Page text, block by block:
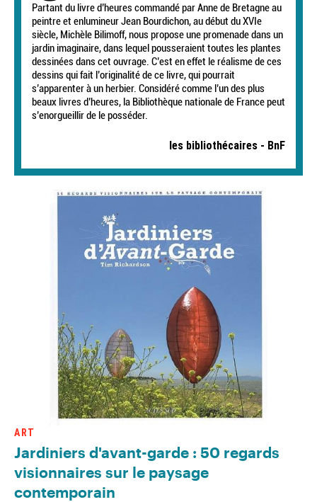
Partant du livre d’heures commandé par Anne de Bretagne au
peintre et enlumineur Jean Bourdichon, au début du XVIe
siècle, Michèle Bilimoff, nous propose une promenade dans un
jardin imaginaire, dans lequel pousseraient toutes les plantes
dessinées dans cet ouvrage. C’est en effet le réalisme de ces
dessins qui fait l’originalité de ce livre, qui pourrait
s’apparenter à un herbier. Considéré comme l’un des plus
beaux livres d’heures, la Bibliothèque nationale de France peut
s’enorgueillir de le posséder.
les bibliothécaires - BnF
ART
Jardiniers d'avant-garde : 50 regards
visionnaires sur le paysage
contemporain